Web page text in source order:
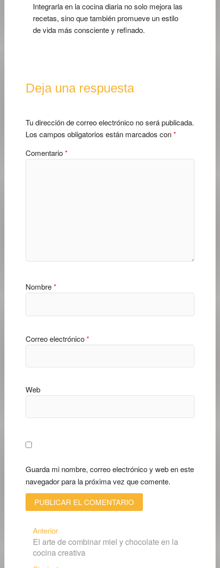
Integrarla en la cocina diaria no solo mejora las
recetas, sino que también promueve un estilo
de vida más consciente y refinado.
Deja una respuesta
Tu dirección de correo electrónico no será publicada.
Los campos obligatorios están marcados con*
Comentario*
Nombre*
Correo electrónico*
Web
Guarda mi nombre, correo electrónico y web en este
navegador para la próxima vez que comente.
Navegación
de
entradas
AnteriorEntrada
anterior:
El arte de combinar miel y chocolate en la
cocina creativa